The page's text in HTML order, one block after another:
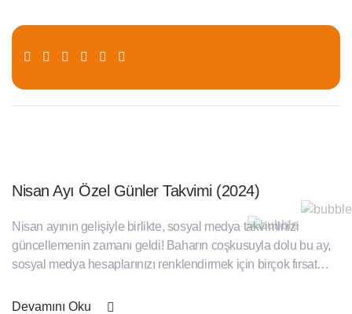
Nisan Ayı Özel Günler Takvimi (2024)
Nisan ayının gelişiyle birlikte, sosyal medya takviminizi
güncellemenin zamanı geldi! Baharın coşkusuyla dolu bu ay,
sosyal medya hesaplarınızı renklendirmek için birçok fırsat
Ayının Son Cumartesi Günü Dünya Veteriner Hekimler Günü
Devamını Oku